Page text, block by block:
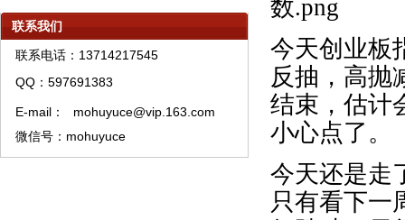
模糊预测系统中线股票精选
模糊预测理论资产管理须知
模糊预测理论特训须知
模糊预测系统培训教材购买须知
模糊预测APP软件A类权限代理销售流程
联系我们
联系电话：13714217545
QQ：597691383
E-mail：
mohuyuce@vip.163.com
微信号：mohuyuce
今天创业板
反抽，高抛
结束，估计
小心点了。
今天还是走
只有看下一